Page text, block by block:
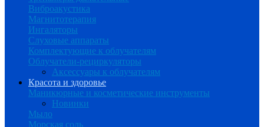
Виброакустика
Магнитотерапия
Ингаляторы
Слуховые аппараты
Комплектующие к облучателям
Облучатели-рециркуляторы
Аксессуары к облучателям
Красота и здоровье
Маникюрные и косметические инструменты
Новинки
Мыло
Морская соль